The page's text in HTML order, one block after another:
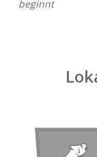
beginnt